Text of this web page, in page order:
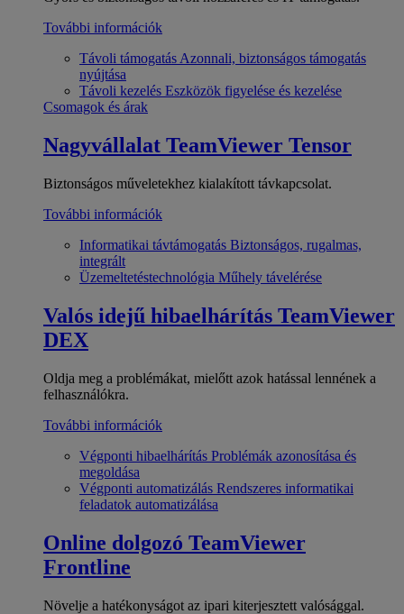
További információk
Távoli támogatás Azonnali, biztonságos támogatás
nyújtása
Távoli kezelés Eszközök figyelése és kezelése
Csomagok és árak
Nagyvállalat TeamViewer Tensor
Biztonságos műveletekhez kialakított távkapcsolat.
További információk
Informatikai távtámogatás Biztonságos, rugalmas,
integrált
Üzemeltetéstechnológia Műhely távelérése
Valós idejű hibaelhárítás TeamViewer
DEX
Oldja meg a problémákat, mielőtt azok hatással lennének a
felhasználókra.
További információk
Végponti hibaelhárítás Problémák azonosítása és
megoldása
Végponti automatizálás Rendszeres informatikai
feladatok automatizálása
Online dolgozó TeamViewer
Frontline
Növelje a hatékonyságot az ipari kiterjesztett valósággal.